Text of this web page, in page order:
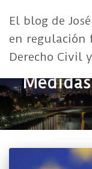
El blog de
en regulación
Derecho Civil